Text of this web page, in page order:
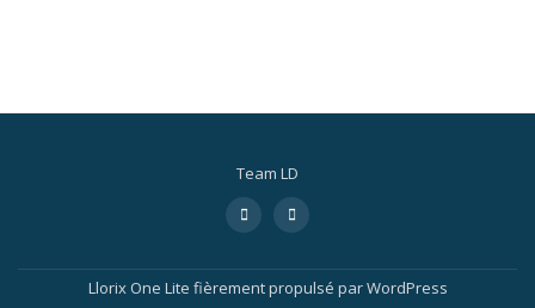
Team LD
Llorix One Lite fièrement propulsé parWordPress